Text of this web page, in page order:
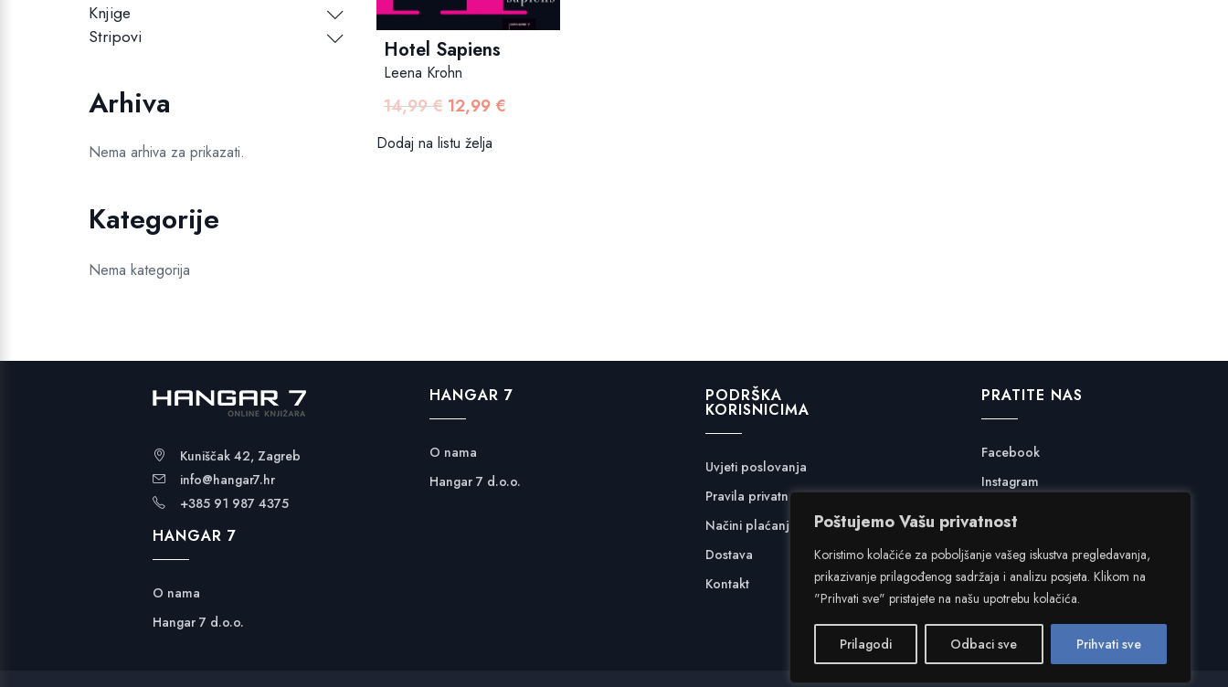
Poštujemo Vašu privatnost
Koristimo kolačiće za poboljšanje vašeg iskustva pregledavanja,
prikazivanje prilagođenog sadržaja i analizu posjeta. Klikom na
"Prihvati sve" pristajete na našu upotrebu kolačića.
Prilagodi Odbaci sve Prihvati sve
Hotel Sapiens
Leena Krohn
14,99€ Izvorna
bila
12,99 €Trenutna
Dodaj na listu želja
Knjige
Stripovi
Arhiva
Nema arhiva za prikazati.
Kategorije
Nema kategorija
Kuniščak 42, Zagreb
info@hangar7.hr
+385 91 987 4375
HANGAR 7
O nama
Hangar 7 d.o.o.
HANGAR 7
O nama
Hangar 7 d.o.o.
PODRŠKA
KORISNICIMA
Uvjeti poslovanja
Pravila privatnosti
Načini plaćanja
Dostava
Kontakt
PRATITE NAS
Facebook
Instagram